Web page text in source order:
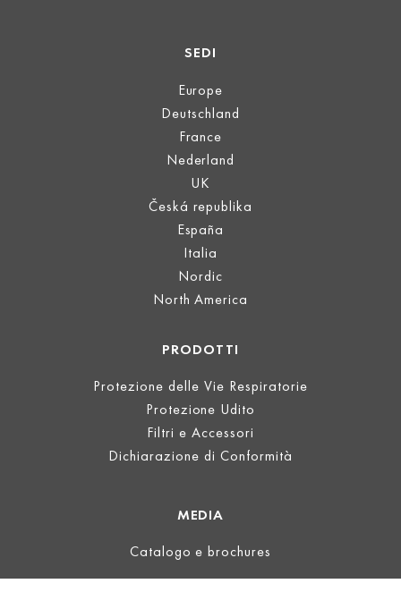
SEDI
Europe
Deutschland
France
Nederland
UK
Česká republika
España
Italia
Nordic
North America
PRODOTTI
Protezione delle Vie Respiratorie
Protezione Udito
Filtri e Accessori
Dichiarazione di Conformità
MEDIA
Catalogo e brochures